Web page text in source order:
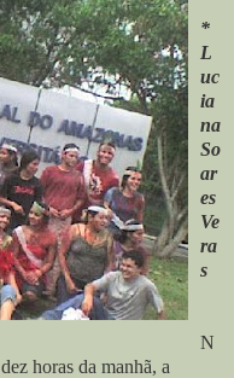
*
L
uc
ia
na
So
ar
es
Ve
ra
s
N
horas da manhã, a